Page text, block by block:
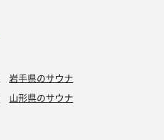
岩手県のサウナ
山形県のサウナ